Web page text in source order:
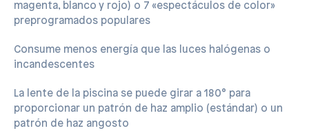
magenta, blanco y rojo) o 7 «espectáculos de color»
preprogramados populares
Consume menos energía que las luces halógenas o
incandescentes
La lente de la piscina se puede girar a 180° para
proporcionar un patrón de haz amplio (estándar) o un
patrón de haz angosto